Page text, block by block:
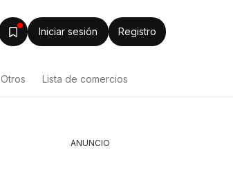
Iniciar sesión Registro
Otros Lista de comercios
ANUNCIO